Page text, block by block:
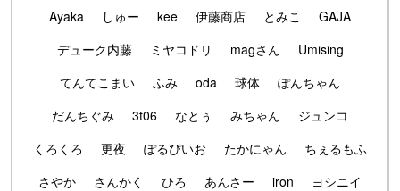
Ayaka
しゅー kee 伊藤商店 とみこ
GAJA
デューク内藤
ミヤコドリ magさん
Umising
てんてこまい
ふみ oda 球体
ぽんちゃん
だんちぐみ
3t06 なとぅ みちゃん
ジュンコ
くろくろ
更夜 ぽるぴいお たかにゃん
ちぇるもふ
さやか
さんかく ひろ あんさー iron
ヨシニイ